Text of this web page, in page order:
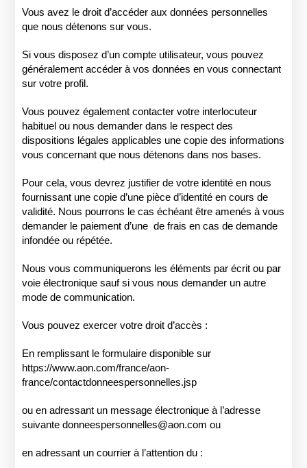
Vous avez le droit d’accéder aux données personnelles
que nous détenons sur vous.
Si vous disposez d’un compte utilisateur, vous pouvez
généralement accéder à vos données en vous connectant
sur votre profil.
Vous pouvez également contacter votre interlocuteur
habituel ou nous demander dans le respect des
dispositions légales applicables une copie des informations
vous concernant que nous détenons dans nos bases.
Pour cela, vous devrez justifier de votre identité en nous
fournissant une copie d’une pièce d’identité en cours de
validité. Nous pourrons le cas échéant être amenés à vous
demander le paiement d’une de frais en cas de demande
infondée ou répétée.
Nous vous communiquerons les éléments par écrit ou par
voie électronique sauf si vous nous demander un autre
mode de communication.
Vous pouvez exercer votre droit d’accès :
En remplissant le formulaire disponible sur
https://www.aon.com/france/aon-
france/contactdonneespersonnelles.jsp
ou en adressant un message électronique à l’adresse
suivantedonneespersonnelles@aon.com ou
en adressant un courrier à l’attention du :